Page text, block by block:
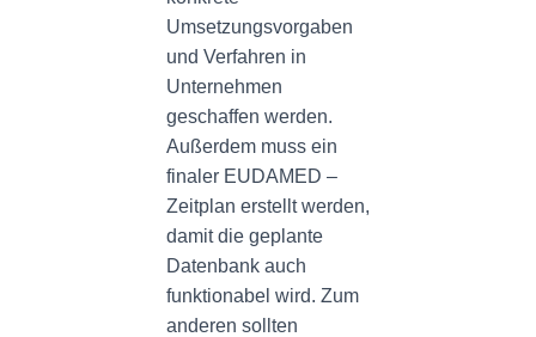
Umsetzungsvorgaben
und Verfahren in
Unternehmen
geschaffen werden.
Außerdem muss ein
finaler EUDAMED –
Zeitplan erstellt werden,
damit die geplante
Datenbank auch
funktionabel wird. Zum
anderen sollten